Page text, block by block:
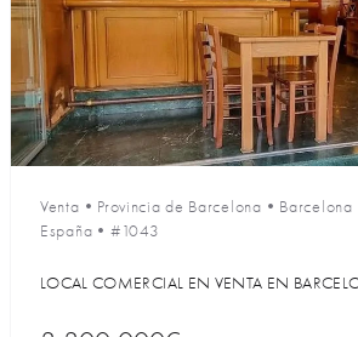
Venta • Provincia de Barcelona • Barcelona
España • #1043
LOCAL COMERCIAL EN VENTA EN